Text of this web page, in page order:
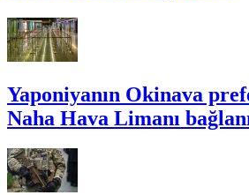
Yaponiyanın Okinava
Naha Hava Limanı